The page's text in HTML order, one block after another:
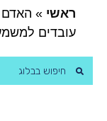
ראשי »
עובדים